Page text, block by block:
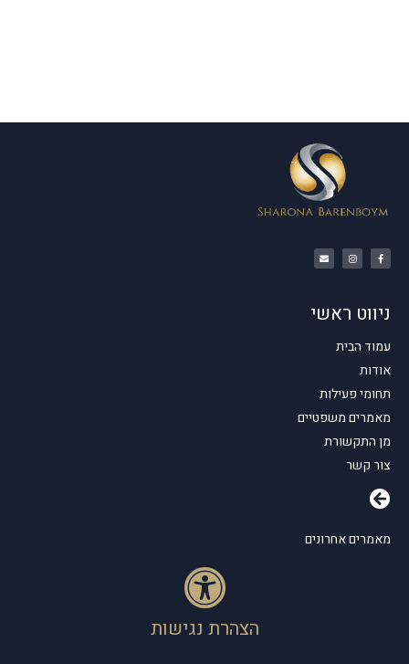
ניווט ראשי
עמוד הבית
אודות
תחומי פעילות
מאמרים משפטיים
מן התקשורת
צור קשר
מאמרים אחרונים
הצהרת נגישות